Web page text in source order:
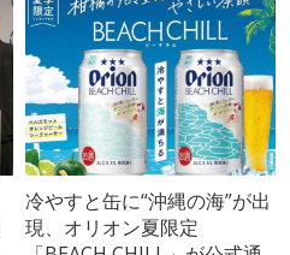
冷やすと缶に“沖縄の海”が出
現、オリオン夏限定